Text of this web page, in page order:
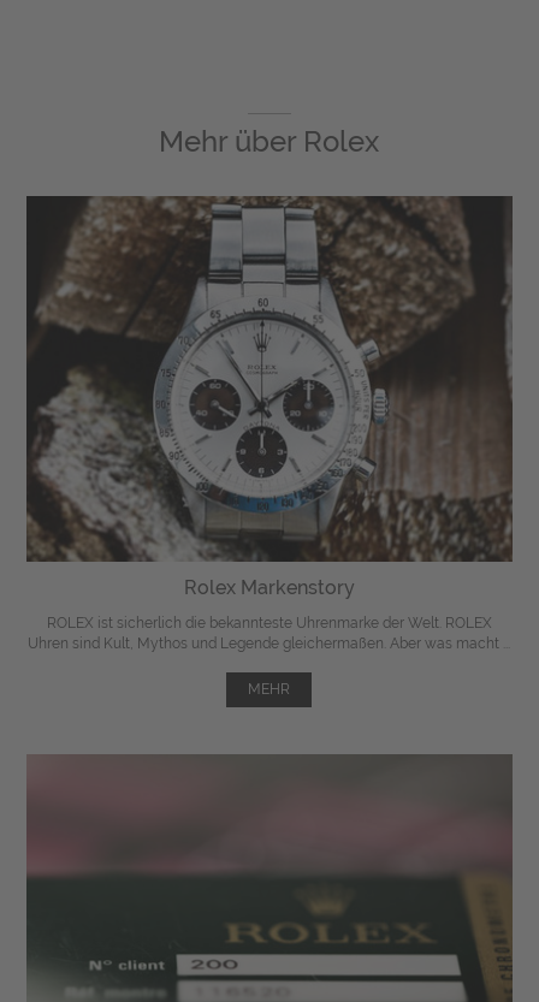
Mehr über Rolex
Rolex Markenstory
ROLEX ist sicherlich die bekannteste Uhrenmarke der Welt. ROLEX
Uhren sind Kult, Mythos und Legende gleichermaßen. Aber was macht ...
MEHR